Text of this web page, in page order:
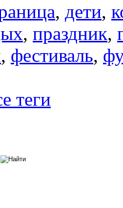
, дети,
, праздник,
, фестиваль,
теги